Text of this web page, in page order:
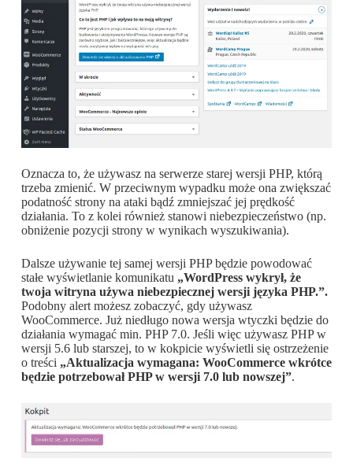
Oznacza to, że używasz na serwerze starej wersji PHP, którą
trzeba zmienić. W przeciwnym wypadku może ona zwiększać
podatność strony na ataki bądź zmniejszać jej prędkość
działania. To z kolei również stanowi niebezpieczeństwo (np.
obniżenie pozycji strony w wynikach wyszukiwania).
Dalsze używanie tej samej wersji PHP będzie powodować
stałe wyświetlanie komunikatu „WordPress wykrył, że
twoja witryna używa niebezpiecznej wersji języka PHP.”.
Podobny alert możesz zobaczyć, gdy używasz
WooCommerce. Już niedługo nowa wersja wtyczki będzie do
działania wymagać min. PHP 7.0. Jeśli więc używasz PHP w
wersji 5.6 lub starszej, to w kokpicie wyświetli się ostrzeżenie
o treści „Aktualizacja wymagana: WooCommerce wkrótce
będzie potrzebował PHP w wersji 7.0 lub nowszej”.